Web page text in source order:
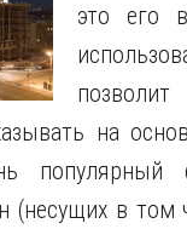
это его
на
популярный
(несущих в